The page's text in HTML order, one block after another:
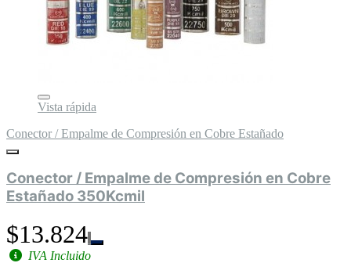
Vista rápida
Conector / Empalme de Compresión en Cobre Estañado
Conector / Empalme de Compresión en Cobre
Estañado 350Kcmil
$13.824
IVA Incluido